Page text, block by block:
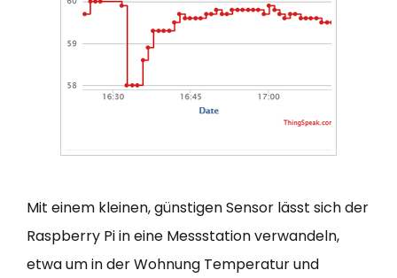
Mit einem kleinen, günstigen Sensor lässt sich der
Raspberry Pi in eine Messstation verwandeln,
etwa um in der Wohnung Temperatur und